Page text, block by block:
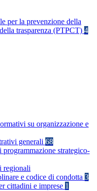
per la prevenzione della
trasparenza (PTPCT) 4
su organizzazione e
generali 68
strategico-
regionali
e codice di condotta 3
cittadini e imprese 1